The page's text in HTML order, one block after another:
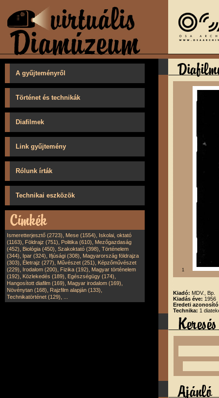
A gyűjteményről
Történet és technikák
Diafilmek
Link gyűjtemény
Rólunk írták
Technikai eszközök
Ismeretterjesztő (2723), Mese (1554), Iskolai, oktató
(1163), Földrajz (751), Politika (610), Mezőgazdaság
(452), Biológia (450), Szakoktató (398), Történelem
(344), Ipar (324), Ifjúsági (308), Magyarország földrajza
(303), Életrajz (277), Művészet (251), Képzőművészet
(229), Irodalom (200), Fizika (192), Magyar történelem
(192), Közlekedés (189), Egészségügy (174),
Hangosított diafilm (169), Magyar irodalom (169),
Növénytan (168), Rajzfilm alapján (133),
Technikatörténet (129),
1
Kiadó: MDV., Bp.
Kiadás éve: 1956
Eredeti
Technika: 1